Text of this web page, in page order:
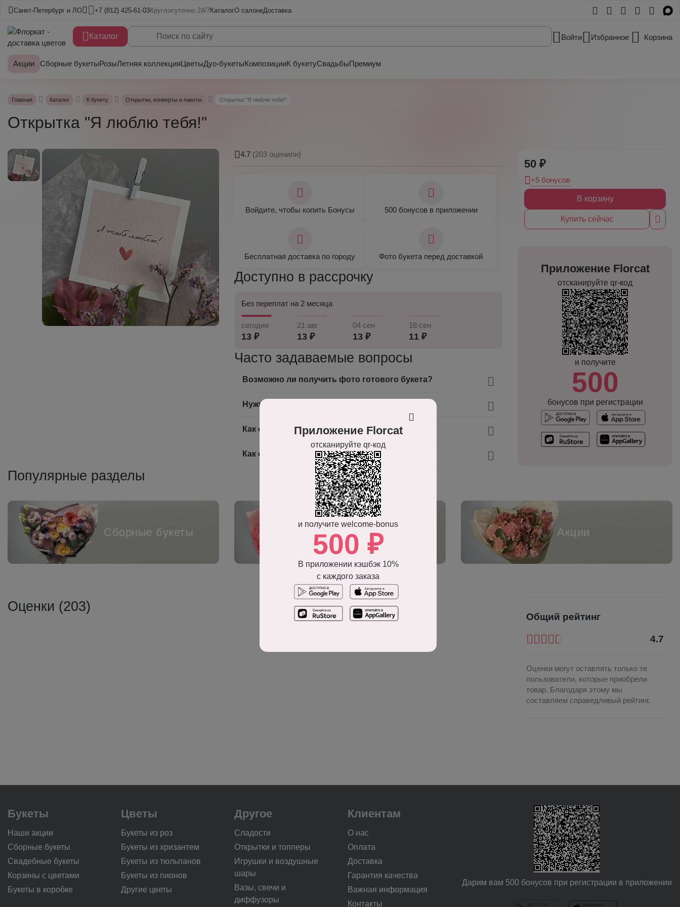
Санкт-Петербург и ЛО +7 (812) 425-61-03Круглосуточно 24/7КаталогО салонеДоставка
Каталог Войти Избранное Корзина
Акции Сборные букетыРозыЛетняя коллекцияЦветыДуо-букетыКомпозицииК букетуСвадьбыПремиум
Главная Каталог К букету Открытки, конверты и пакеты Открытка "Я люблю тебя!"
Открытка "Я люблю тебя!"
4.7 (203 оценили)
Войдите, чтобы копить Бонусы 500 бонусов в приложении
Бесплатная доставка по городу Фото букета перед доставкой
Доступно в рассрочку
Без переплат на 2 месяца
сегодня
13 ₽
21 авг
13 ₽
04 сен
13 ₽
18 сен
11 ₽
Часто задаваемые вопросы
Возможно ли получить фото готового букета?
Нужно ли доплачивать за доставку?
Как оплатить заказ?
Как оформить заказ на доставку цветов?
50 ₽
+5 бонусов
В корзину
Купить сейчас
Приложение Florcat
отсканируйте qr-код
и получите
500
бонусов при регистрации
Популярные разделы
Сборные букеты Премиум букеты Акции
Оценки (203)
Общий рейтинг
4.7
Оценки могут оставлять только те
пользователи, которые приобрели
товар. Благодаря этому мы
составляем справедливый рейтинг.
Приложение Florcat
отсканируйте qr-код
и получите welcome-bonus
500 ₽
В приложении кэшбэк 10%
с каждого заказа
Букеты
Наши акции
Сборные букеты
Свадебные букеты
Корзины с цветами
Букеты в коробке
Цветы
Букеты из роз
Букеты из хризантем
Букеты из тюльпанов
Букеты из пионов
Другие цветы
Другое
Сладости
Открытки и топперы
Игрушки и воздушные
шары
Вазы, свечи и
диффузоры
Клиентам
О нас
Оплата
Доставка
Гарантия качества
Важная информация
Контакты
Дарим вам 500 бонусов при регистрации в приложении